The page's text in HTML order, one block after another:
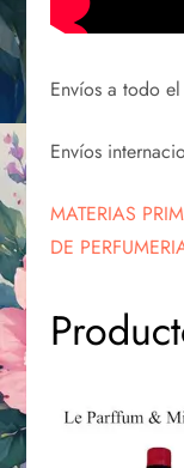
Envíos a todo
Envíos
MATERIAS
DE